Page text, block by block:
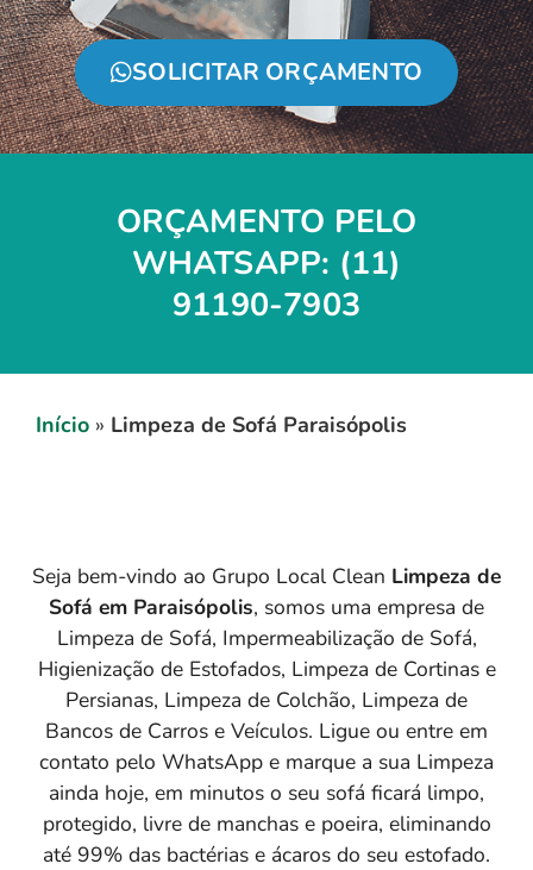
SOLICITAR ORÇAMENTO
ORÇAMENTO PELO
WHATSAPP: (11)
91190-7903
Início » Limpeza de Sofá Paraisópolis
Seja bem-vindo ao Grupo Local Clean Limpeza de
Sofá em Paraisópolis, somos uma empresa de
Limpeza de Sofá, Impermeabilização de Sofá,
Higienização de Estofados, Limpeza de Cortinas e
Persianas, Limpeza de Colchão, Limpeza de
Bancos de Carros e Veículos. Ligue ou entre em
contato pelo WhatsApp e marque a sua Limpeza
ainda hoje, em minutos o seu sofá ficará limpo,
protegido, livre de manchas e poeira, eliminando
até 99% das bactérias e ácaros do seu estofado.